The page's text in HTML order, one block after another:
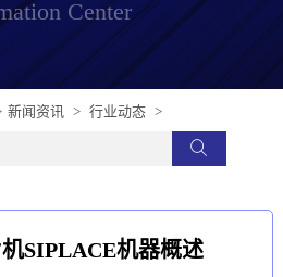
Center
新闻资讯 > 行业动态 >
SIPLACE机器概述